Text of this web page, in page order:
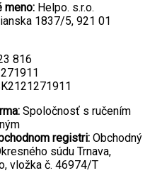
meno: Helpo. s.r.o.
1837/5, 921 01
816
Spoločnosť s ručením
registri: Obchodný
súdu Trnava,
vložka č. 46974/T